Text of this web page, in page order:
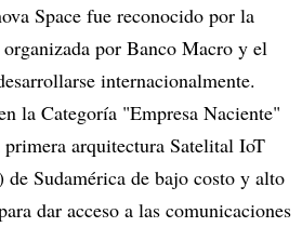
Space fue reconocido por la
por Banco Macro y el
internacionalmente.
la Categoría "Empresa Naciente"
arquitectura Satelital IoT
de Sudamérica de bajo costo y alto
dar acceso a las comunicaciones